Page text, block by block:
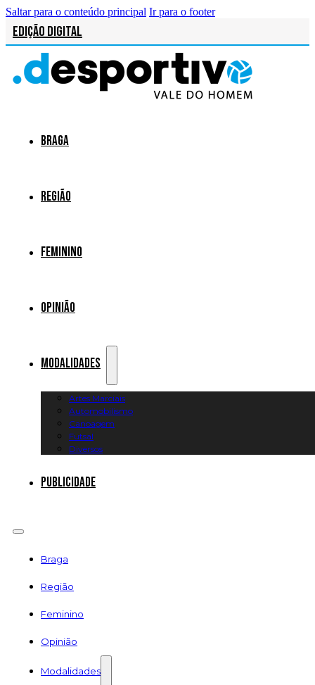
Saltar para o conteúdo principal Ir para o footer
Edição Digital
Braga
Região
Feminino
Opinião
Modalidades
Artes Marciais
Automobilismo
Canoagem
Futsal
Diversos
Publicidade
Braga
Região
Feminino
Opinião
Modalidades